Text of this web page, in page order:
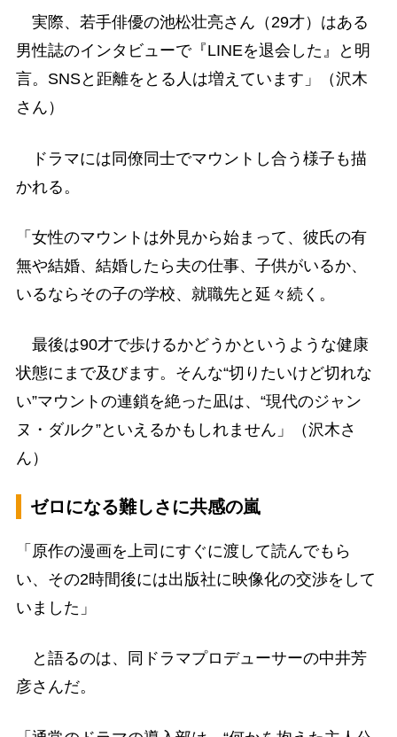
実際、若手俳優の池松壮亮さん（29才）はある
男性誌のインタビューで『LINEを退会した』と明
言。SNSと距離をとる人は増えています」（沢木
さん）
ドラマには同僚同士でマウントし合う様子も描
かれる。
「女性のマウントは外見から始まって、彼氏の有
無や結婚、結婚したら夫の仕事、子供がいるか、
いるならその子の学校、就職先と延々続く。
最後は90才で歩けるかどうかというような健康
状態にまで及びます。そんな“切りたいけど切れな
い”マウントの連鎖を絶った凪は、“現代のジャン
ヌ・ダルク”といえるかもしれません」（沢木さ
ん）
ゼロになる難しさに共感の嵐
「原作の漫画を上司にすぐに渡して読んでもら
い、その2時間後には出版社に映像化の交渉をして
いました」
と語るのは、同ドラマプロデューサーの中井芳
彦さんだ。